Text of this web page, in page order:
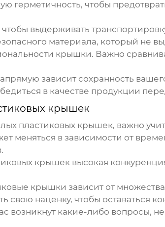
чтобы
выдерживать
материала, который не
крышки. Важно
зависит сохранность
в качестве продукции
крышек
пластиковых крышек, важно
меняться в зависимости от
крышеквысокая
крышки зависит от
свою наценку, чтобы оставаться
возникнут какие-либо вопросы,